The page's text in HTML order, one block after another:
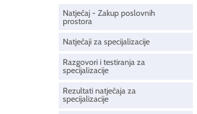
Natječaj - Zakup poslovnih
prostora
Natječaji za specijalizacije
Razgovori i testiranja za
specijalizacije
Rezultati natječaja za
specijalizacije